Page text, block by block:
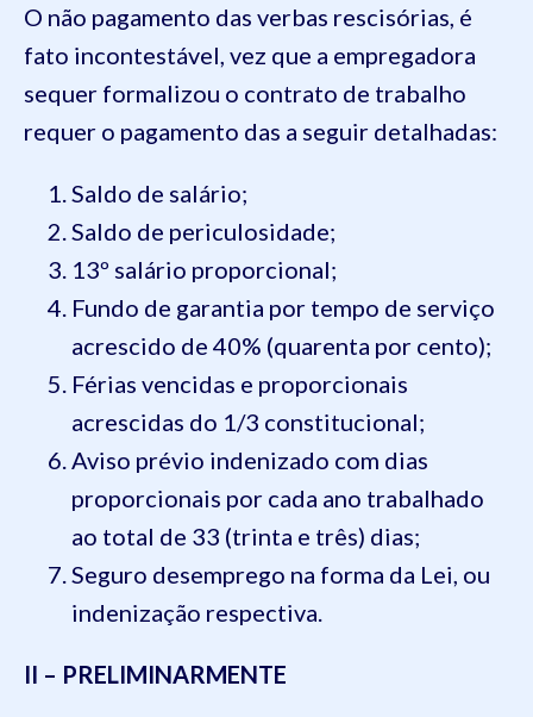
O não pagamento das verbas rescisórias, é
fato incontestável, vez que a empregadora
sequer formalizou o contrato de trabalho
requer o pagamento das a seguir detalhadas:
Saldo de salário;
Saldo de periculosidade;
13º salário proporcional;
Fundo de garantia por tempo de serviço
acrescido de 40% (quarenta por cento);
Férias vencidas e proporcionais
acrescidas do 1/3 constitucional;
Aviso prévio indenizado com dias
proporcionais por cada ano trabalhado
ao total de 33 (trinta e três) dias;
Seguro desemprego na forma da Lei, ou
indenização respectiva.
II – PRELIMINARMENTE